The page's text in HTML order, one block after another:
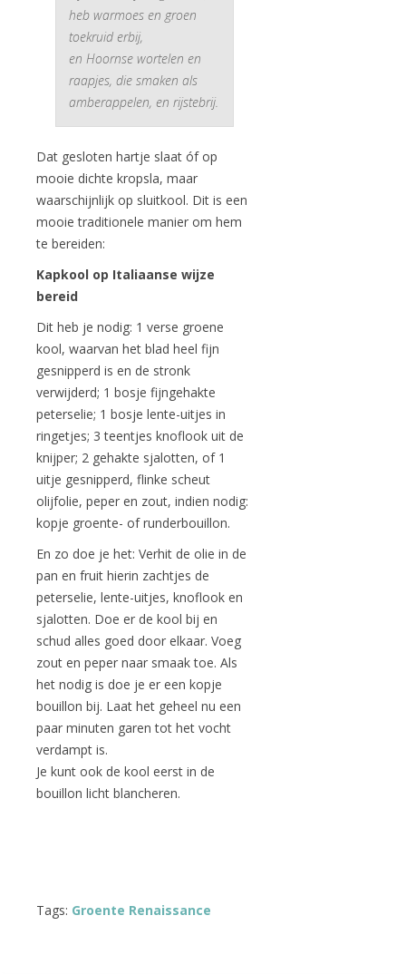
heb warmoes en groen
toekruid erbij,
en Hoornse wortelen en
raapjes, die smaken als
amberappelen, en rijstebrij.
Dat gesloten hartje slaat óf op
mooie dichte kropsla, maar
waarschijnlijk op sluitkool. Dit is een
mooie traditionele manier om hem
te bereiden:
Kapkool op Italiaanse wijze
bereid
Dit heb je nodig: 1 verse groene
kool, waarvan het blad heel fijn
gesnipperd is en de stronk
verwijderd; 1 bosje fijngehakte
peterselie; 1 bosje lente-uitjes in
ringetjes; 3 teentjes knoflook uit de
knijper; 2 gehakte sjalotten, of 1
uitje gesnipperd, flinke scheut
olijfolie, peper en zout, indien nodig:
kopje groente- of runderbouillon.
En zo doe je het: Verhit de olie in de
pan en fruit hierin zachtjes de
peterselie, lente-uitjes, knoflook en
sjalotten. Doe er de kool bij en
schud alles goed door elkaar. Voeg
zout en peper naar smaak toe. Als
het nodig is doe je er een kopje
bouillon bij. Laat het geheel nu een
paar minuten garen tot het vocht
verdampt is.
Je kunt ook de kool eerst in de
bouillon licht blancheren.
Tags: Groente Renaissance